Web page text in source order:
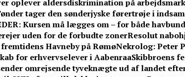
oplever aldersdiskrimination på
tager den sønderjyske førertrøje i
Kursen må lægges om – for både
uden for de forbudte zonerResolut
Havneby på RømøNekrolog: Peter
for erhvervselever i AabenraaSkibbroens
omrejsende tyveknægte ud af landet